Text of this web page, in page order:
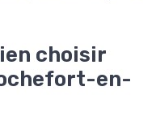
choisir
en-